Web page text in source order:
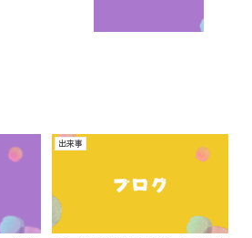
出来事